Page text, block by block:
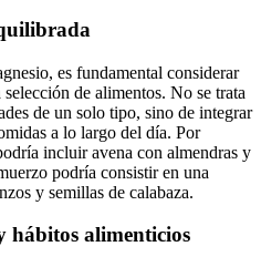
es fundamental considerar
de alimentos. No se trata
de un solo tipo, sino de integrar
a lo largo del día. Por
incluir avena con almendras y
podría consistir en una
y semillas de calabaza.
hábitos alimenticios